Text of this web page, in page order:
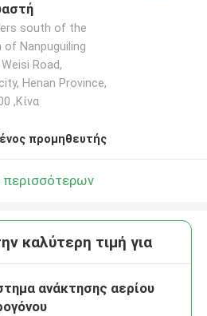
south of the
Nanpuguiling
Road,
Henan Province,
,Κίνα
προμηθευτής
περισσότερων
καλύτερη τιμή για
ανάκτησης αερίου